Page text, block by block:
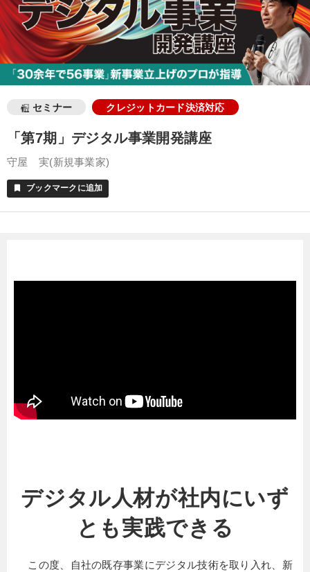
セミナー クレジットカード決済対応
「第7期」デジタル事業開発講座
守屋 実(新規事業家)
bookmark ブックマークに追加
デジタル人材が社内にいず
とも実践できる
この度、自社の既存事業にデジタル技術を取り入れ、新